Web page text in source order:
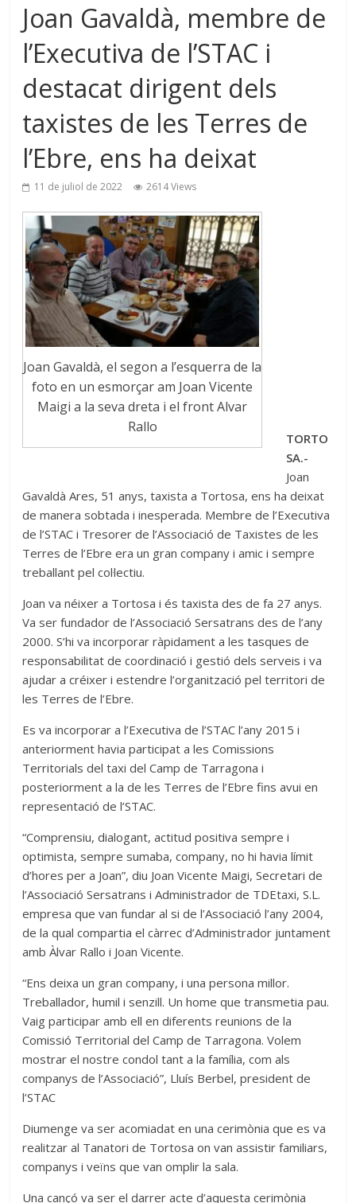
Joan Gavaldà, membre de
l’Executiva de l’STAC i
destacat dirigent dels
taxistes de les Terres de
l’Ebre, ens ha deixat
11 de juliol de 2022 2614 Views
Joan Gavaldà, el segon a l’esquerra de la
foto en un esmorçar am Joan Vicente
Maigi a la seva dreta i el front Alvar
Rallo
TORTO
SA.-
Joan
Gavaldà Ares, 51 anys, taxista a Tortosa, ens ha deixat
de manera sobtada i inesperada. Membre de l’Executiva
de l’STAC i Tresorer de l’Associació de Taxistes de les
Terres de l’Ebre era un gran company i amic i sempre
treballant pel col·lectiu.
Joan va néixer a Tortosa i és taxista des de fa 27 anys.
Va ser fundador de l’Associació Sersatrans des de l’any
2000. S’hi va incorporar ràpidament a les tasques de
responsabilitat de coordinació i gestió dels serveis i va
ajudar a créixer i estendre l’organització pel territori de
les Terres de l’Ebre.
Es va incorporar a l’Executiva de l’STAC l’any 2015 i
anteriorment havia participat a les Comissions
Territorials del taxi del Camp de Tarragona i
posteriorment a la de les Terres de l’Ebre fins avui en
representació de l’STAC.
“Comprensiu, dialogant, actitud positiva sempre i
optimista, sempre sumaba, company, no hi havia límit
d’hores per a Joan”, diu Joan Vicente Maigi, Secretari de
l’Associació Sersatrans i Administrador de TDEtaxi, S.L.
empresa que van fundar al si de l’Associació l’any 2004,
de la qual compartia el càrrec d’Administrador juntament
amb Àlvar Rallo i Joan Vicente.
“Ens deixa un gran company, i una persona millor.
Treballador, humil i senzill. Un home que transmetia pau.
Vaig participar amb ell en diferents reunions de la
Comissió Territorial del Camp de Tarragona. Volem
mostrar el nostre condol tant a la família, com als
companys de l’Associació”, Lluís Berbel, president de
l’STAC
Diumenge va ser acomiadat en una cerimònia que es va
realitzar al Tanatori de Tortosa on van assistir familiars,
companys i veïns que van omplir la sala.
Una cançó va ser el darrer acte d’aquesta cerimònia